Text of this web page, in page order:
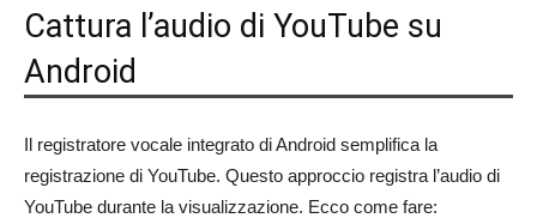
Cattura l’audio di YouTube su
Android
Il registratore vocale integrato di Android semplifica la
registrazione di YouTube. Questo approccio registra l’audio di
YouTube durante la visualizzazione. Ecco come fare: